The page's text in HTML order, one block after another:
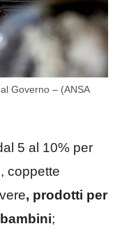
Governo – (ANSA
5 al 10% per
coppette
, prodotti per
;